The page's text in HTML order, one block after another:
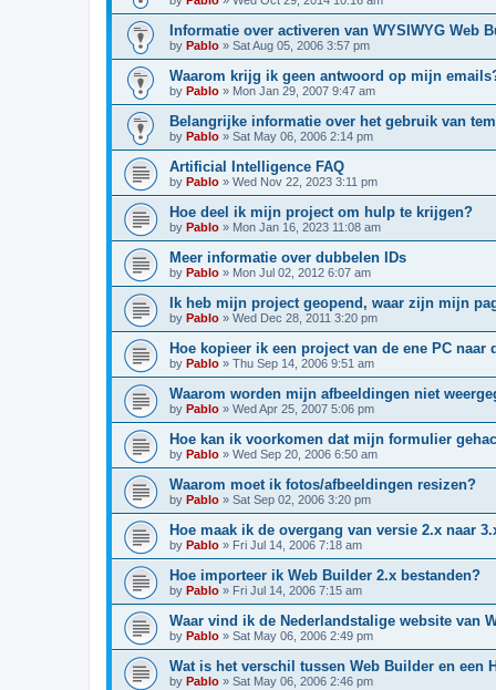
Informatie over activeren van WYSIWYG Web
by Pablo » Sat Aug 05, 2006 3:57 pm
Waarom krijg ik geen antwoord op mijn
by Pablo » Mon Jan 29, 2007 9:47 am
Belangrijke informatie over het gebruik van
by Pablo » Sat May 06, 2006 2:14 pm
Artificial Intelligence FAQ
by Pablo » Wed Nov 22, 2023 3:11 pm
Hoe deel ik mijn project om hulp te krijgen?
by Pablo » Mon Jan 16, 2023 11:08 am
Meer informatie over dubbelen IDs
by Pablo » Mon Jul 02, 2012 6:07 am
Ik heb mijn project geopend, waar zijn mijn
by Pablo » Wed Dec 28, 2011 3:20 pm
Hoe kopieer ik een project van de ene PC naar
by Pablo » Thu Sep 14, 2006 9:51 am
Waarom worden mijn afbeeldingen niet
by Pablo » Wed Apr 25, 2007 5:06 pm
Hoe kan ik voorkomen dat mijn formulier
by Pablo » Wed Sep 20, 2006 6:50 am
Waarom moet ik fotos/afbeeldingen resizen?
by Pablo » Sat Sep 02, 2006 3:20 pm
Hoe maak ik de overgang van versie 2.x naar
by Pablo » Fri Jul 14, 2006 7:18 am
Hoe importeer ik Web Builder 2.x bestanden?
by Pablo » Fri Jul 14, 2006 7:15 am
Waar vind ik de Nederlandstalige website van
by Pablo » Sat May 06, 2006 2:49 pm
Wat is het verschil tussen Web Builder en een
by Pablo » Sat May 06, 2006 2:46 pm